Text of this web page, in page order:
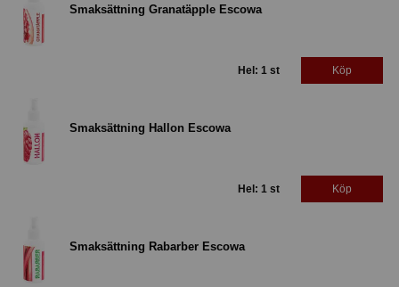
Smaksättning Granatäpple Escowa
Hel: 1 st Köp
Smaksättning Hallon Escowa
Hel: 1 st Köp
Smaksättning Rabarber Escowa